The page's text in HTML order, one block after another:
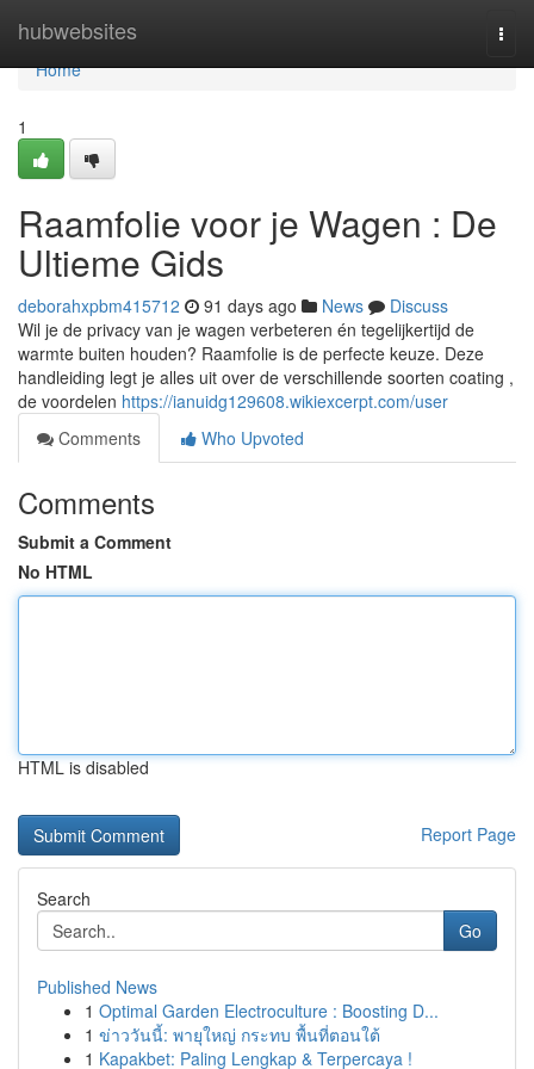
hubwebsites
Home
Home
1
Raamfolie voor je Wagen : De
Ultieme Gids
deborahxpbm415712 91 days ago News
Discuss
Wil je de privacy van je wagen verbeteren én tegelijkertijd de
warmte buiten houden? Raamfolie is de perfecte keuze. Deze
handleiding legt je alles uit over de verschillende soorten coating ,
de voordelen https://ianuidg129608.wikiexcerpt.com/user
Comments
Who Upvoted
Comments
Submit a Comment
No HTML
HTML is disabled
Report Page
Search
Go
Published News
1 Optimal Garden Electroculture : Boosting D...
1 ข่าววันนี้: พายุใหญ่ กระทบ พื้นที่ตอนใต้
1 Kapakbet: Paling Lengkap & Terpercaya !